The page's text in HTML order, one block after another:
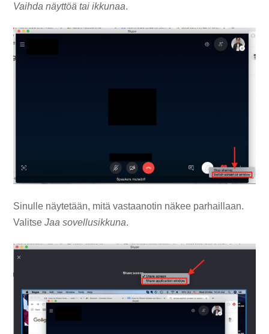
Vaihda näyttöä tai ikkunaa.
Sinulle näytetään, mitä vastaanotin näkee parhaillaan.
ValitseJaa sovellusikkuna.